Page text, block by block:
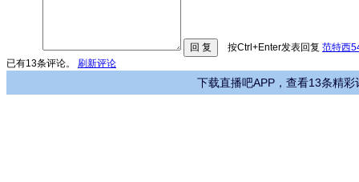
按Ctrl+Enter发表回复 范特西
已有13条评论。 刷新评论
下载直播吧APP，查看13条精彩